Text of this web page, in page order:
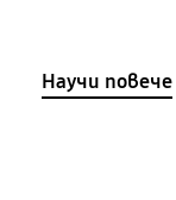
Научи повече